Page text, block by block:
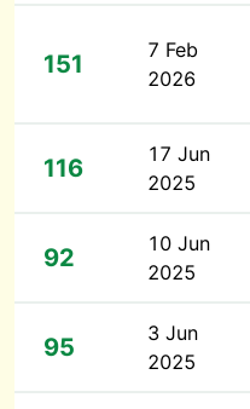
151
7 Feb
2026
116
17 Jun
2025
92
10 Jun
2025
95
3 Jun
2025